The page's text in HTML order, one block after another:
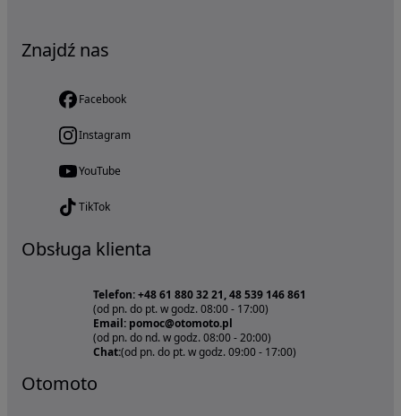
Znajdź nas
Facebook
Instagram
YouTube
TikTok
Obsługa klienta
Telefon: +48 61 880 32 21, 48 539 146 861
(od pn. do pt. w godz. 08:00 - 17:00)
Email: pomoc@otomoto.pl
(od pn. do nd. w godz. 08:00 - 20:00)
Chat:(od pn. do pt. w godz. 09:00 - 17:00)
Otomoto